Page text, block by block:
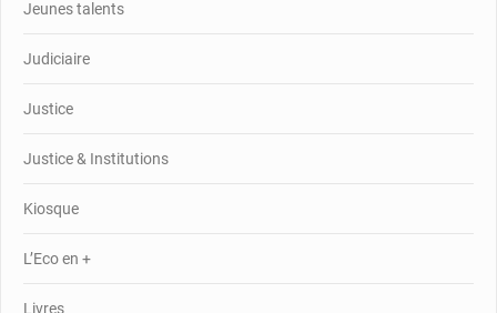
Jeunes talents
Judiciaire
Justice
Justice & Institutions
Kiosque
L’Eco en +
Livres